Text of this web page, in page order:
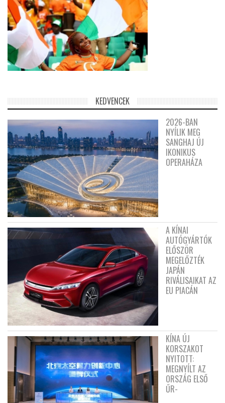
KEDVENCEK
2026-BAN
NYÍLIK MEG
SANGHAJ ÚJ
IKONIKUS
OPERAHÁZA
A KÍNAI
AUTÓGYÁRTÓK
ELŐSZÖR
MEGELŐZTÉK
JAPÁN
RIVÁLISAIKAT AZ
EU PIACÁN
KÍNA ÚJ
KORSZAKOT
NYITOTT:
MEGNYÍLT AZ
ORSZÁG ELSŐ
ŰR-